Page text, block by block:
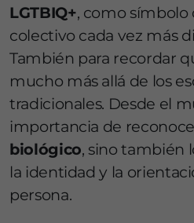
LGTBIQ+, como símbolo
colectivo cada vez más
También para recordar
mucho más allá de los
tradicionales. Desde el
importancia de
biológico, sino también
la identidad y la
persona.